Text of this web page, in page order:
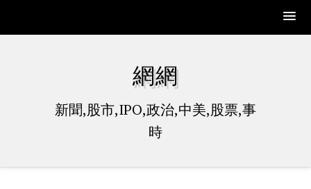
網網
新聞,股市,IPO,政治,中美,股票,事
時